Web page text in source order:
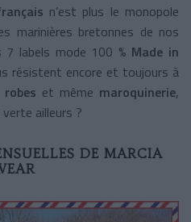
n’est plus le monopole
marinières bretonnes de nos
7 labels mode 100 % Made in
résistent encore et toujours à
robes et même maroquinerie,
ailleurs ?
DE MARCIA